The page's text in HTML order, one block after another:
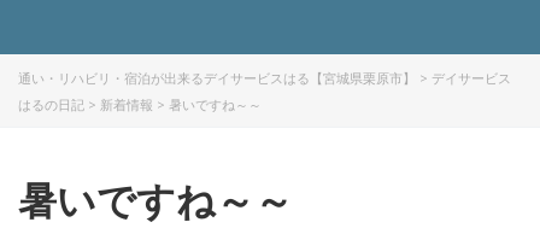
通い・リハビリ・宿泊が出来るデイサービスはる【宮城県栗原市】 > デイサービス
はるの日記 > 新着情報 > 暑いですね～～
暑いですね～～